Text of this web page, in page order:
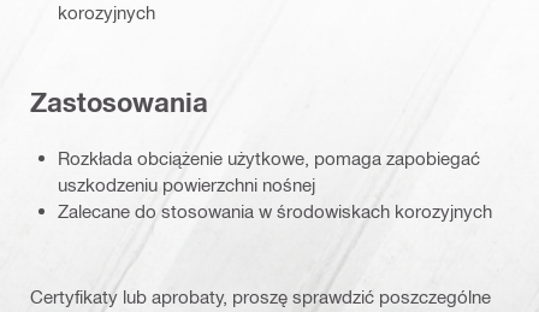
korozyjnych
Zastosowania
Rozkłada obciążenie użytkowe, pomaga zapobiegać
uszkodzeniu powierzchni nośnej
Zalecane do stosowania w środowiskach korozyjnych
Certyfikaty lub aprobaty, proszę sprawdzić poszczególne